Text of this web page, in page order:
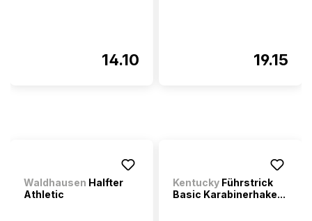
14.10 19.15
Waldhausen Halfter
Athletic
Kentucky Führstrick
Basic Karabinerhake...